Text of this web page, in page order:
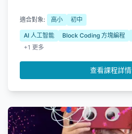
適合對象: 高小 初中
AI 人工智能 Block Coding 方塊編程
+1 更多
查看課程詳情